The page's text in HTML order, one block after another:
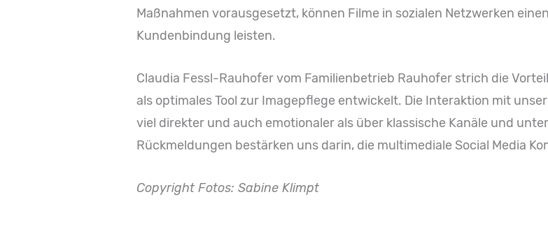
Maßnahmen vorausgesetzt, können Filme in sozialen Netzwerken
Kundenbindung leisten.
Claudia Fessl-Rauhofer vom Familienbetrieb Rauhofer strich die
als optimales Tool zur Imagepflege entwickelt. Die Interaktion mit
viel direkter und auch emotionaler als über klassische Kanäle und
Rückmeldungen bestärken uns darin, die multimediale Social Media
Copyright Fotos: Sabine Klimpt